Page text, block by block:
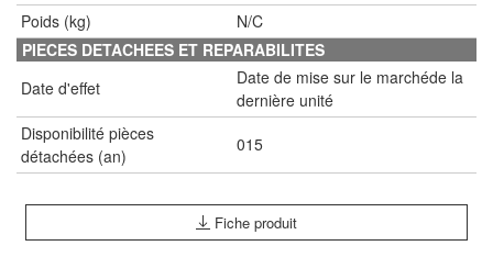
Poids (kg)
N/C
PIECES DETACHEES ET REPARABILITES
Date d'effet
Date de mise sur le marchéde la
dernière unité
Disponibilité pièces
détachées (an)
015
Fiche produit